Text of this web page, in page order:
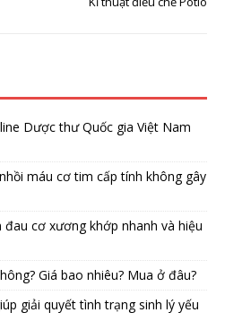
Dược thư Quốc gia Việt Nam
máu cơ tim cấp tính không gây
cơ xương khớp nhanh và hiệu
Giá bao nhiêu? Mua ở đâu?
giải quyết tình trạng sinh lý yếu